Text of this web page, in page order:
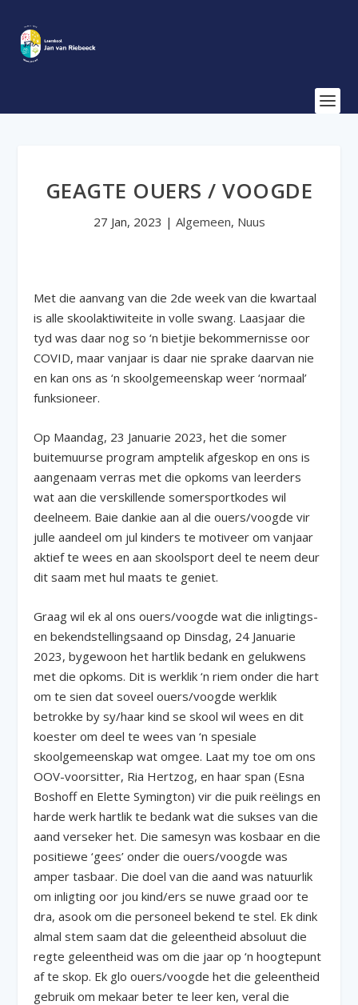
GEAGTE OUERS / VOOGDE
27 Jan, 2023 | Algemeen, Nuus
Met die aanvang van die 2de week van die kwartaal
is alle skoolaktiwiteite in volle swang. Laasjaar die
tyd was daar nog so ‘n bietjie bekommernisse oor
COVID, maar vanjaar is daar nie sprake daarvan nie
en kan ons as ‘n skoolgemeenskap weer ‘normaal’
funksioneer.
Op Maandag, 23 Januarie 2023, het die somer
buitemuurse program amptelik afgeskop en ons is
aangenaam verras met die opkoms van leerders
wat aan die verskillende somersportkodes wil
deelneem. Baie dankie aan al die ouers/voogde vir
julle aandeel om jul kinders te motiveer om vanjaar
aktief te wees en aan skoolsport deel te neem deur
dit saam met hul maats te geniet.
Graag wil ek al ons ouers/voogde wat die inligtings-
en bekendstellingsaand op Dinsdag, 24 Januarie
2023, bygewoon het hartlik bedank en gelukwens
met die opkoms. Dit is werklik ‘n riem onder die hart
om te sien dat soveel ouers/voogde werklik
betrokke by sy/haar kind se skool wil wees en dit
koester om deel te wees van ‘n spesiale
skoolgemeenskap wat omgee. Laat my toe om ons
OOV-voorsitter, Ria Hertzog, en haar span (Esna
Boshoff en Elette Symington) vir die puik reëlings en
harde werk hartlik te bedank wat die sukses van die
aand verseker het. Die samesyn was kosbaar en die
positiewe ‘gees’ onder die ouers/voogde was
amper tasbaar. Die doel van die aand was natuurlik
om inligting oor jou kind/ers se nuwe graad oor te
dra, asook om die personeel bekend te stel. Ek dink
almal stem saam dat die geleentheid absoluut die
regte geleentheid was om die jaar op ‘n hoogtepunt
af te skop. Ek glo ouers/voogde het die geleentheid
gebruik om mekaar beter te leer ken, veral die